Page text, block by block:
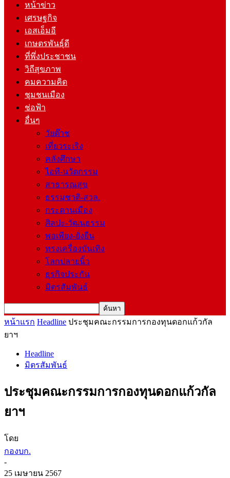
หน้าข่าว
เศรษฐกิจ
เอสเอ็มอี
เกษตรพันธุ์ดี
ที่พึ่งประชาชน
วิถีสุขภาพ
คมความคิด
ชุมชนเมือง
ช่อฟ้า
อื่นๆ
วัยต๊าช
เที่ยวระเริง
คลังศึกษา
ไอที-นวัตกรรม
สาธารณสุข
ธรรมชาติ-สวล.
กระดานเมือง
ศิลปะ-วัฒนธรรม
พอเพียง-ยั่งยืน
ทรงเครื่องบันเทิง
โลกปลายนิ้ว
ธุรกิจประกัน
มิตรสัมพันธ์
หน้าแรก Headline ประชุมคณะกรรมการกองทุนดอกแก้วกัล
ยาฯ
Headline
มิตรสัมพันธ์
ประชุมคณะกรรมการกองทุนดอกแก้วกัล
ยาฯ
โดย
กองบก.
-
25 เมษายน 2567